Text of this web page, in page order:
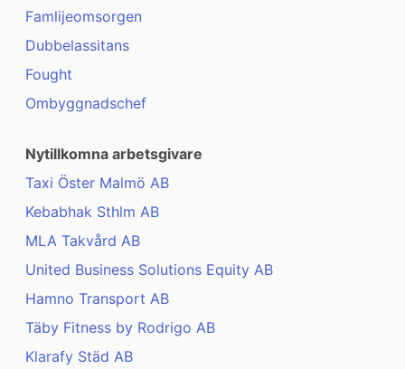
Famlijeomsorgen
Dubbelassitans
Fought
Ombyggnadschef
Nytillkomna arbetsgivare
Taxi Öster Malmö AB
Kebabhak Sthlm AB
MLA Takvård AB
United Business Solutions Equity AB
Hamno Transport AB
Täby Fitness by Rodrigo AB
Klarafy Städ AB